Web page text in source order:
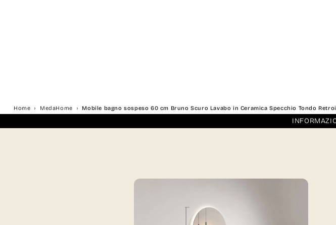
Home MedaHome Mobile bagno sospeso 60 cm Bruno Scuro Lavabo in Ceramica Specchio Tondo